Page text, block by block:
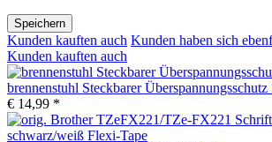
Speichern
Kunden kauften auch Kunden haben sich
Kunden kauften auch
brennenstuhl Steckbarer Überspannungsschutz
€ 14,99 *